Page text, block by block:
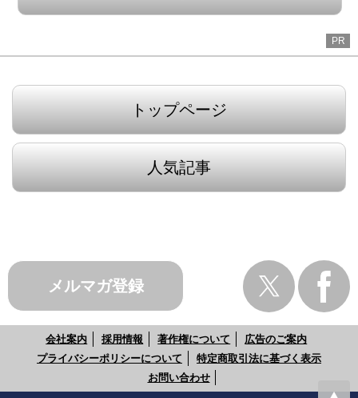
PR
トップページ
人気記事
メルマガ登録
会社案内 採用情報 著作権について
広告のご案内
プライバシーポリシーについて
特定商取引法に基づく表示
お問い合わせ